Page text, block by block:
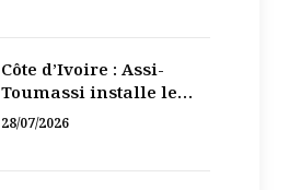
Côte d’Ivoire : Assi-
Toumassi installe le
bureau exécutif de sa
28/07/2026